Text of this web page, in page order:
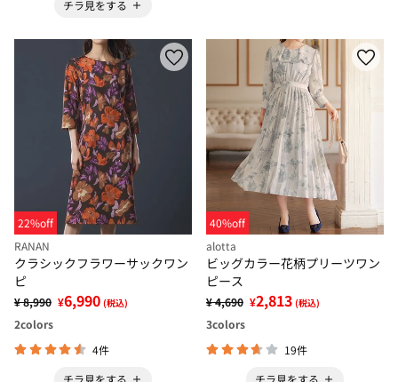
チラ見をする
22%off
RANAN
クラシックフラワーサックワン
ピ
¥ 8,990 ¥6,990 (税込)
2colors
4件
チラ見をする
40%off
alotta
ビッグカラー花柄プリーツワン
ピース
¥ 4,690 ¥2,813 (税込)
3colors
19件
チラ見をする